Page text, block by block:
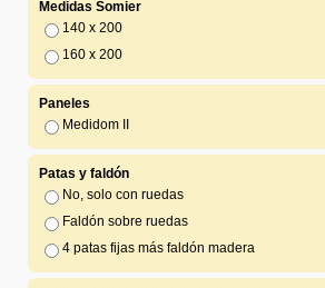
Medidas Somier
140 x 200
160 x 200
Paneles
Medidom II
Patas y faldón
No, solo con ruedas
Faldón sobre ruedas
4 patas fijas más faldón madera